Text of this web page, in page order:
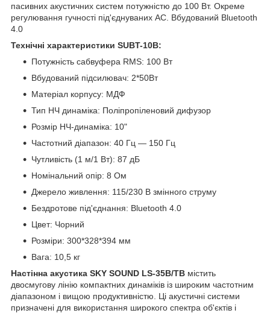
пасивних акустичних систем потужністю до 100 Вт. Окреме
регулювання гучності під'єднуваних АС. Вбудований Bluetooth
4.0
Технічні характеристики SUBT-10B:
Потужність сабвуфера RMS: 100 Вт
Вбудований підсилювач: 2*50Вт
Матеріал корпусу: МДФ
Тип НЧ динаміка: Поліпропіленовий дифузор
Розмір НЧ-динаміка: 10"
Частотний діапазон: 40 Гц — 150 Гц
Чутливість (1 м/1 Вт): 87 дБ
Номінальний опір: 8 Ом
Джерело живлення: 115/230 В змінного струму
Бездротове під'єднання: Bluetooth 4.0
Цвет: Чорний
Розміри: 300*328*394 мм
Вага: 10,5 кг
Настінна акустика SKY SOUND LS-35B/TB містить
двосмугову лінію компактних динаміків із широким частотним
діапазоном і вищою продуктивністю. Ці акустичні системи
призначені для використання широкого спектра об'єктів і